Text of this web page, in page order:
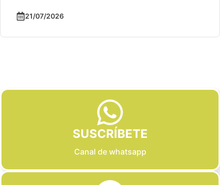
21/07/2026
SUSCRÍBETE
Canal de whatsapp